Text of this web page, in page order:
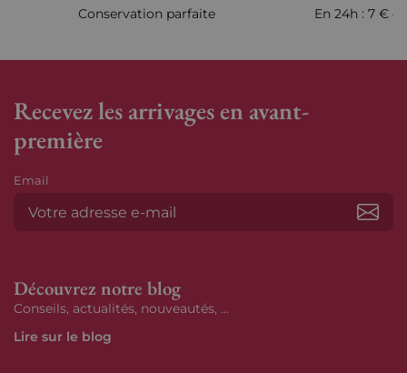
Conservation parfaite En 24h : 7 €
Recevez les arrivages en avant-
première
Email
Découvrez notre blog
Conseils, actualités, nouveautés, ...
Lire sur le blog